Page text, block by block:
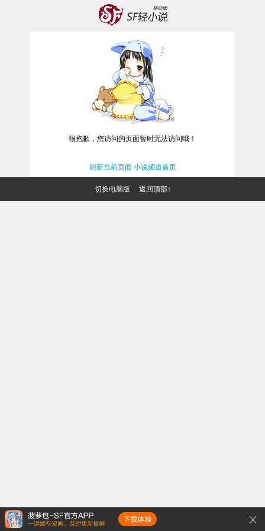
很抱歉，您访问的页面暂时无法访问哦！
刷新当前页面 小说频道首页
切换电脑版 返回顶部↑